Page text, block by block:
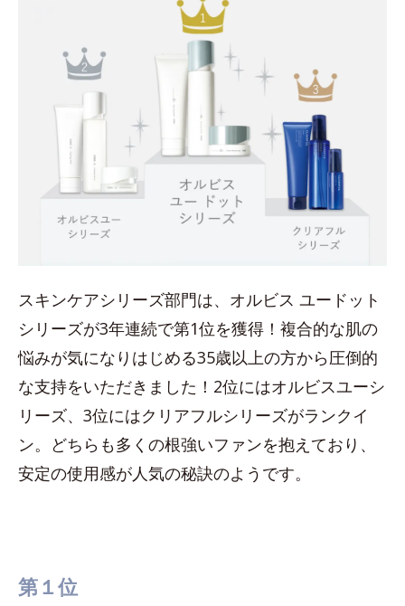
スキンケアシリーズ部門は、オルビス ユードット
シリーズが3年連続で第1位を獲得！複合的な肌の
悩みが気になりはじめる35歳以上の方から圧倒的
な支持をいただきました！2位にはオルビスユーシ
リーズ、3位にはクリアフルシリーズがランクイ
ン。どちらも多くの根強いファンを抱えており、
安定の使用感が人気の秘訣のようです。
第１位